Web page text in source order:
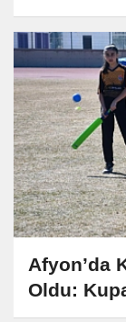
Afyon’da
Oldu: